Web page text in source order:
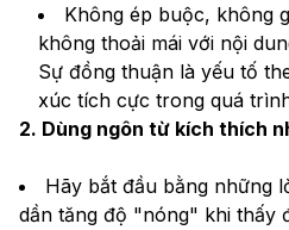
Không ép buộc, không
không thoải mái với nội
Sự đồng thuận là yếu tố
xúc tích cực trong quá
2. Dùng ngôn từ kích thích
Hãy bắt đầu bằng những
dần tăng độ "nóng" khi thấy